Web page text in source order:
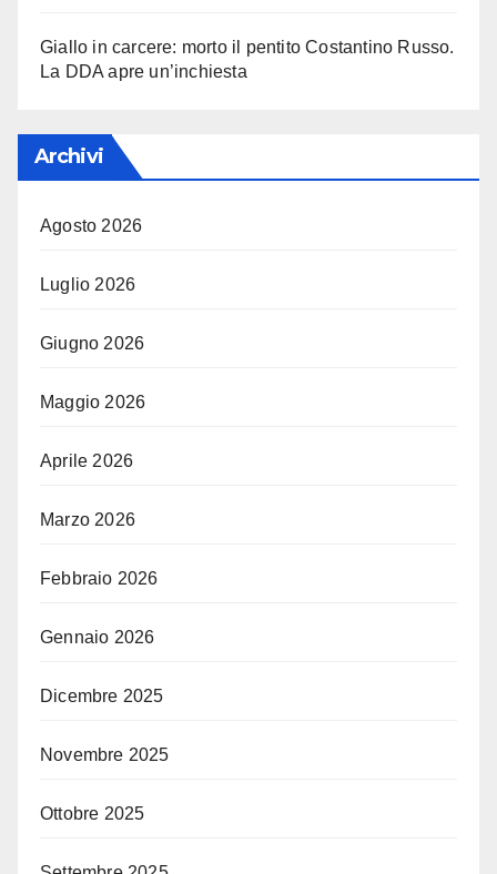
Giallo in carcere: morto il pentito Costantino Russo.
La DDA apre un’inchiesta
Archivi
Agosto 2026
Luglio 2026
Giugno 2026
Maggio 2026
Aprile 2026
Marzo 2026
Febbraio 2026
Gennaio 2026
Dicembre 2025
Novembre 2025
Ottobre 2025